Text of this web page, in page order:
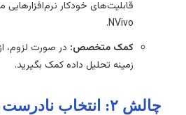
NVivo.
کمک متخصص: در صورت لزوم،
زمینه تحلیل داده کمک بگیرید.
چالش ۲: انتخاب نادرست روش تحلیل